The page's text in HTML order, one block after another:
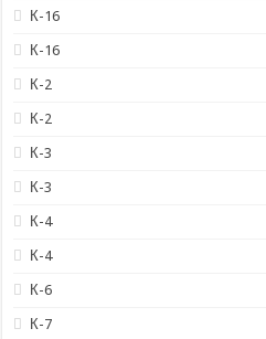
К-16
К-16
К-2
К-2
К-3
К-3
К-4
К-4
К-6
К-7